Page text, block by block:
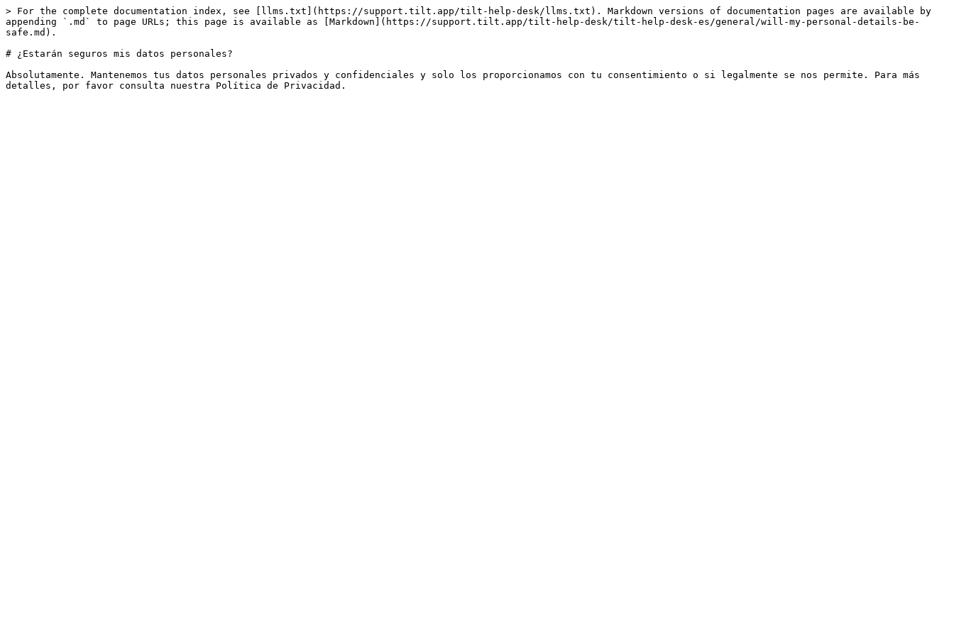
> For the complete documentation index, see [llms.txt](https://support.tilt.app/tilt-help-desk/llms.txt). Markdown versions of documentation pages are available by
appending `.md` to page URLs; this page is available as [Markdown](https://support.tilt.app/tilt-help-desk/tilt-help-desk-es/general/will-my-personal-details-be-
safe.md).
# ¿Estarán seguros mis datos personales?
Absolutamente. Mantenemos tus datos personales privados y confidenciales y solo los proporcionamos con tu consentimiento o si legalmente se nos permite. Para más